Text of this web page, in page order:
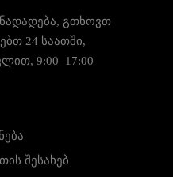
გთხოვთ
24 საათში,
9:00–17:00
შესახებ